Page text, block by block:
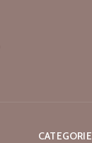
CATEGORIE